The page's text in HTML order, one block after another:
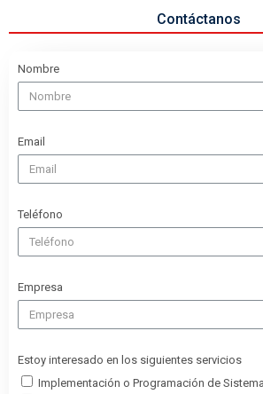
Contáctanos
Nombre
Email
Teléfono
Empresa
Estoy interesado en los siguientes servicios
Implementación o Programación de